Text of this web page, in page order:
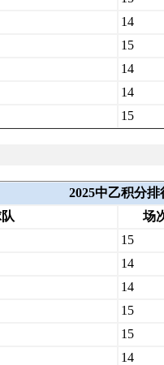
14
15
14
14
15
2025中乙积分
场
15
14
14
15
15
14